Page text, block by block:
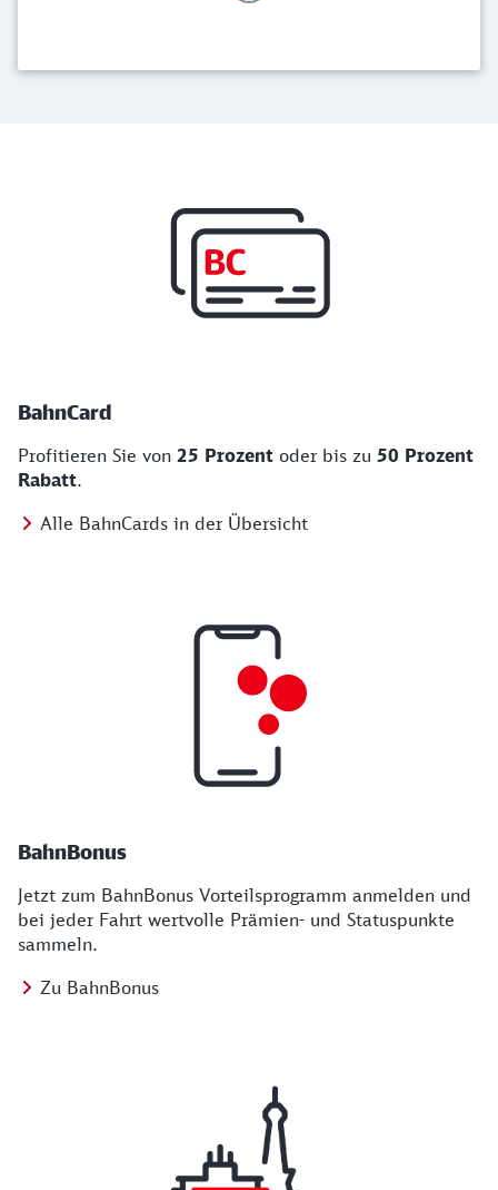
BahnCard
Profitieren Sie von 25 Prozent oder bis zu 50 Prozent
Rabatt.
Alle BahnCards in der Übersicht
BahnBonus
Jetzt zum BahnBonus Vorteilsprogramm anmelden und
bei jeder Fahrt wertvolle Prämien- und Statuspunkte
sammeln.
Zu BahnBonus